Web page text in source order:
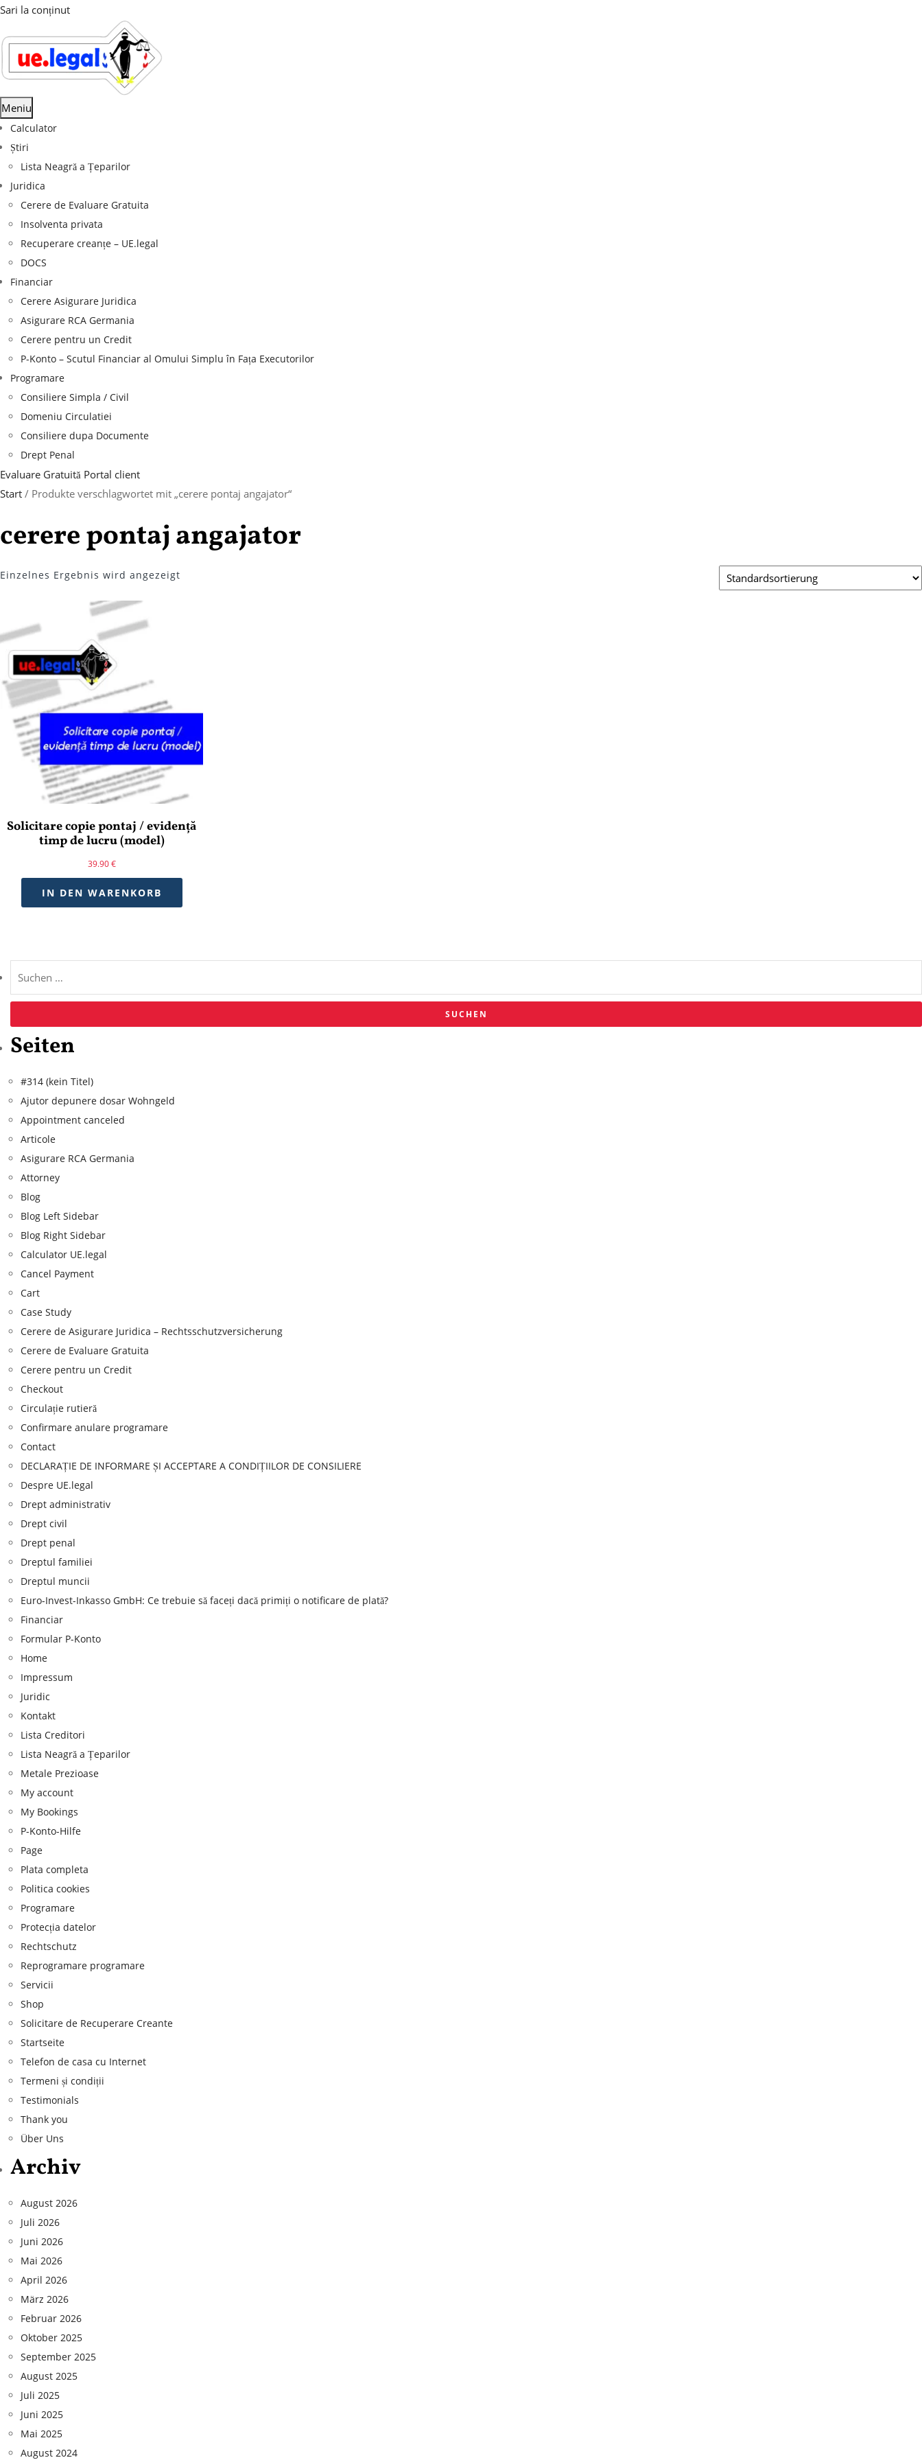
Sari la conținut
Meniu
Calculator
Știri
Lista Neagră a Țeparilor
Juridica
Cerere de Evaluare Gratuita
Insolventa privata
Recuperare creanțe – UE.legal
DOCS
Financiar
Cerere Asigurare Juridica
Asigurare RCA Germania
Cerere pentru un Credit
P-Konto – Scutul Financiar al Omului Simplu în Fața Executorilor
Programare
Consiliere Simpla / Civil
Domeniu Circulatiei
Consiliere dupa Documente
Drept Penal
Evaluare Gratuită Portal client
Start / Produkte verschlagwortet mit „cerere pontaj angajator“
cerere pontaj angajator
Einzelnes Ergebnis wird angezeigt
Solicitare copie pontaj / evidență
timp de lucru (model)
39.90€
IN DEN WARENKORB
Seiten
#314 (kein Titel)
Ajutor depunere dosar Wohngeld
Appointment canceled
Articole
Asigurare RCA Germania
Attorney
Blog
Blog Left Sidebar
Blog Right Sidebar
Calculator UE.legal
Cancel Payment
Cart
Case Study
Cerere de Asigurare Juridica – Rechtsschutzversicherung
Cerere de Evaluare Gratuita
Cerere pentru un Credit
Checkout
Circulație rutieră
Confirmare anulare programare
Contact
DECLARAȚIE DE INFORMARE ȘI ACCEPTARE A CONDIȚIILOR DE CONSILIERE
Despre UE.legal
Drept administrativ
Drept civil
Drept penal
Dreptul familiei
Dreptul muncii
Euro-Invest-Inkasso GmbH: Ce trebuie să faceți dacă primiți o notificare de plată?
Financiar
Formular P-Konto
Home
Impressum
Juridic
Kontakt
Lista Creditori
Lista Neagră a Țeparilor
Metale Prezioase
My account
My Bookings
P-Konto-Hilfe
Page
Plata completa
Politica cookies
Programare
Protecția datelor
Rechtschutz
Reprogramare programare
Servicii
Shop
Solicitare de Recuperare Creante
Startseite
Telefon de casa cu Internet
Termeni și condiții
Testimonials
Thank you
Über Uns
Archiv
August 2026
Juli 2026
Juni 2026
Mai 2026
April 2026
März 2026
Februar 2026
Oktober 2025
September 2025
August 2025
Juli 2025
Juni 2025
Mai 2025
August 2024